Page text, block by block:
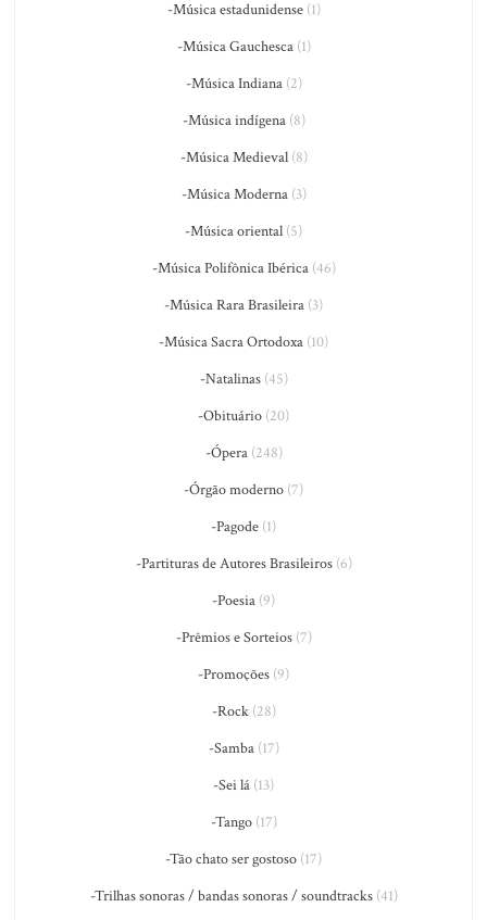
-Música estadunidense(1)
-Música Gauchesca(1)
-Música Indiana(2)
-Música indígena(8)
-Música Medieval(8)
-Música Moderna(3)
-Música oriental (5)
-Música Polifônica Ibérica(46)
-Música Rara Brasileira (3)
-Música Sacra Ortodoxa (10)
-Natalinas(45)
-Obituário (20)
-Ópera(248)
-Órgão moderno (7)
-Pagode (1)
-Partituras de Autores Brasileiros(6)
-Poesia (9)
-Prêmios e Sorteios(7)
-Promoções (9)
-Rock(28)
-Samba(17)
-Sei lá (13)
-Tango(17)
-Tão chato ser gostoso (17)
-Trilhas sonoras / bandas sonoras / soundtracks(41)